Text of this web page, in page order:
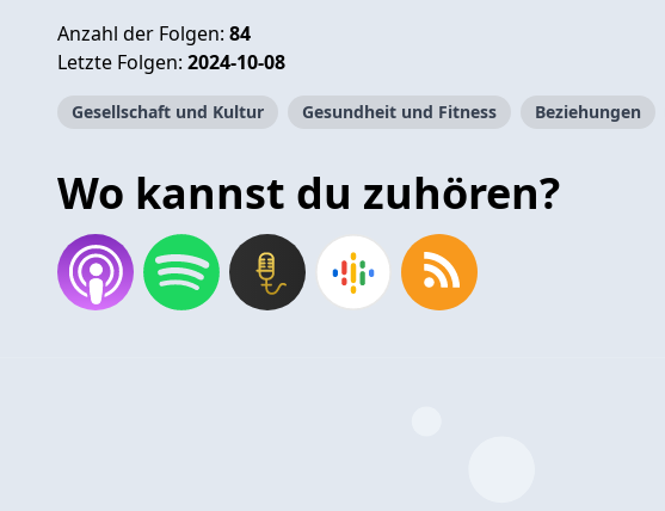
Anzahl der Folgen: 84
Letzte Folgen: 2024-10-08
Gesellschaft und Kultur Gesundheit und Fitness Beziehungen
Wo kannst du zuhören?